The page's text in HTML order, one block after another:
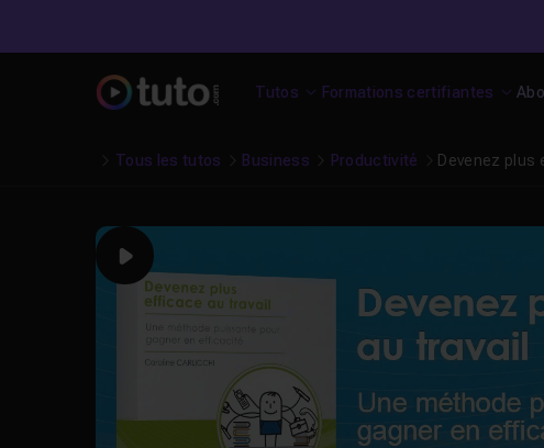
Tutos Formations certifiantes
Tous les tutos Business Productivité Devenez plus
Play